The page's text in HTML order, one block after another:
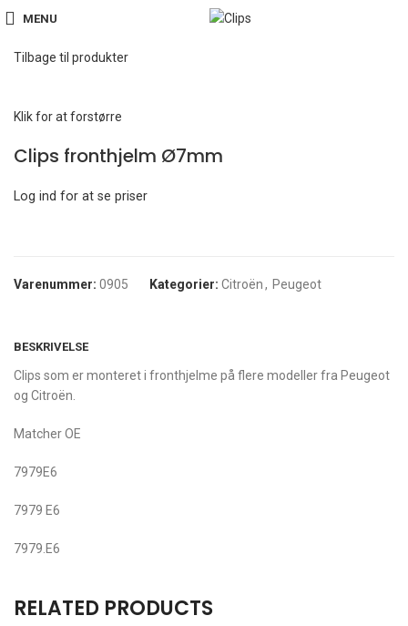
MENU
Tilbage til produkter
Klik for at forstørre
Clips fronthjelm Ø7mm
Log ind for at se priser
Varenummer: 0905 Kategorier: Citroën, Peugeot
BESKRIVELSE
Clips som er monteret i fronthjelme på flere modeller fra Peugeot
og Citroën.
Matcher OE
7979E6
7979 E6
7979.E6
RELATED PRODUCTS